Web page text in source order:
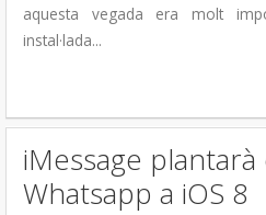
aquesta vegada era molt
instal·lada...
iMessage plantarà
Whatsapp a iOS 8